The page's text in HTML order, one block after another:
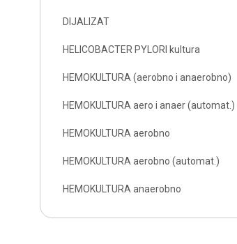
DIJALIZAT
HELICOBACTER PYLORI kultura
HEMOKULTURA (aerobno i anaerobno)
HEMOKULTURA aero i anaer (automat.)
HEMOKULTURA aerobno
HEMOKULTURA aerobno (automat.)
HEMOKULTURA anaerobno